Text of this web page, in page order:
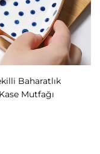
Baharatlık
Mutfağı